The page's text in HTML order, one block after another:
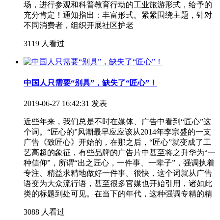
场，进行参观和科普教育行动的工业旅游形式，给予的
充分肯定！通知指出：丰富形式。紧紧围绕主题，针对
不同消费者，组织开展社区护老
3119 人看过
中国人只需要“别具”，缺失了“匠心”！
2019-06-27 16:42:31 发表
近些年来，我们总是不时在媒体、广告中看到“匠心”这
个词。“匠心的”风潮最早应应该从2014年李宗盛的一支
广告《致匠心》开始的，在那之后，“匠心”就变成了工
艺高超的象征，有些品牌的广告片中甚至将之升华为“一
种信仰”，所谓“出之匠心，一件事、一辈子”，强调执着
专注、精益求精地做好一件事。很快，这个词就从广告
语变为大众流行语，甚至很多官媒也开始引用，诸如此
类的标题到处可见。在当下的年代，这种强调专精的精
3088 人看过